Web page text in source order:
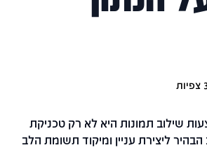
צפיות
שילוב תמונות היא לא רק טכניקת
ליצירת עניין ומיקוד תשומת הלב